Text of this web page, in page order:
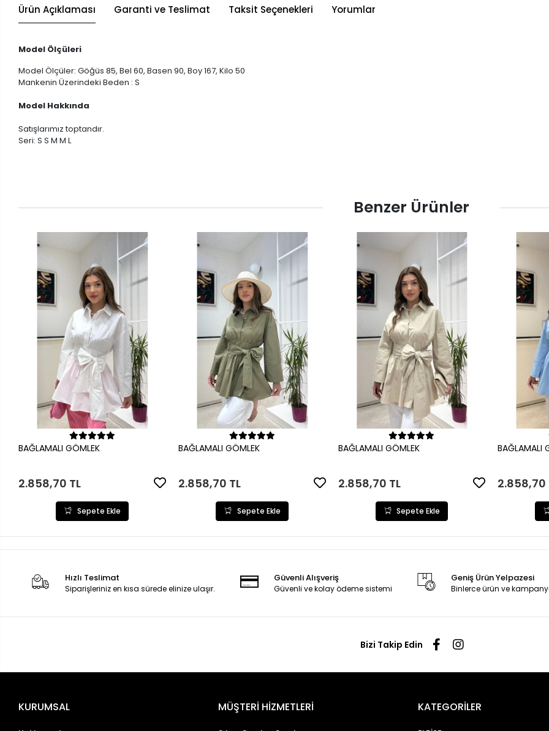
Ürün Açıklaması Garanti ve Teslimat Taksit Seçenekleri Yorumlar
Model Ölçüleri
Model Ölçüler: Göğüs 85, Bel 60, Basen 90, Boy 167, Kilo 50
Mankenin Üzerindeki Beden : S
Model Hakkında
Satışlarımız toptandır.
Seri: S S M M L
Benzer Ürünler
Sepete Ekle
BAĞLAMALI GÖMLEK
2.858,70 TL
Sepete Ekle
Sepete Ekle
BAĞLAMALI GÖMLEK
2.858,70 TL
Sepete Ekle
Sepete Ekle
BAĞLAMALI GÖMLEK
2.858,70 TL
Sepete Ekle
BAĞLAMALI
2.858,70
Hızlı Teslimat
Siparişleriniz en kısa sürede elinize ulaşır.
Güvenli Alışveriş
Güvenli ve kolay ödeme sistemi
Geniş Ürün Yelpazesi
Binlerce ürün ve
Bizi Takip Edin
KURUMSAL MÜŞTERİ HİZMETLERİ KATEGORİLER